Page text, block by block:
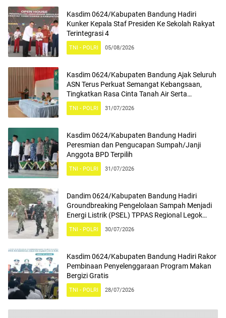
Kasdim 0624/Kabupaten Bandung Hadiri
Kunker Kepala Staf Presiden Ke Sekolah Rakyat
Terintegrasi 4
TNI - POLRI 05/08/2026
Kasdim 0624/Kabupaten Bandung Ajak Seluruh
ASN Terus Perkuat Semangat Kebangsaan,
Tingkatkan Rasa Cinta Tanah Air Serta
Mengamalkan Nilai Nilai Pancasila
TNI - POLRI 31/07/2026
Kasdim 0624/Kabupaten Bandung Hadiri
Peresmian dan Pengucapan Sumpah/Janji
Anggota BPD Terpilih
TNI - POLRI 31/07/2026
Dandim 0624/Kabupaten Bandung Hadiri
Groundbreaking Pengelolaan Sampah Menjadi
Energi Listrik (PSEL) TPPAS Regional Legok
Nangka
TNI - POLRI 30/07/2026
Kasdim 0624/Kabupaten Bandung Hadiri Rakor
Pembinaan Penyelenggaraan Program Makan
Bergizi Gratis
TNI - POLRI 28/07/2026